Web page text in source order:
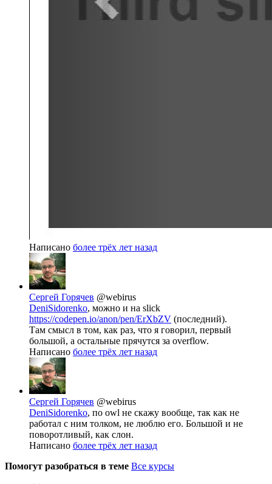
Написано более трёх лет назад
Сергей Горячев @webirus
DeniSidorenko, можно и на slick
https://codepen.io/anon/pen/ErXbZV (последний).
Там смысл в том, как раз, что я говорил, первый
большой, а остальные прячутся за overflow.
Написано более трёх лет назад
Сергей Горячев @webirus
DeniSidorenko, по owl не скажу вообще, так как не
работал с ним толком, не люблю его. Большой и не
поворотливый, как слон.
Написано более трёх лет назад
Помогут разобраться в теме Все курсы